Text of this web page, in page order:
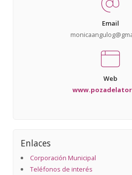
Email
Web
Enlaces
Corporación Municipal
Teléfonos de interés